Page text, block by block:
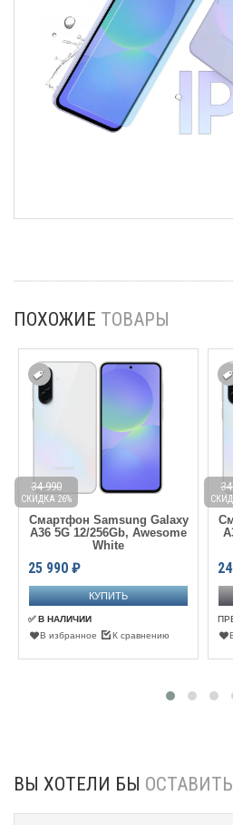
ПОХОЖИЕ ТОВАРЫ
Смартфон Samsung Galaxy
A36 5G 12/256Gb, Awesome
White
25 990 ₽
34 990
СКИДКА 26%
✅ В НАЛИЧИИ
В избранное
К сравнению
ВЫ ХОТЕЛИ БЫ